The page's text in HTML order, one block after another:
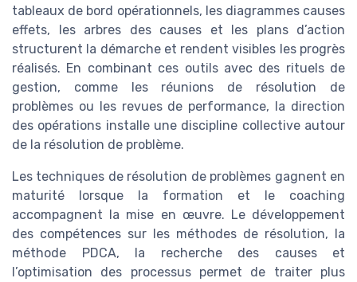
tableaux de bord opérationnels, les diagrammes causes
effets, les arbres des causes et les plans d’action
structurent la démarche et rendent visibles les progrès
réalisés. En combinant ces outils avec des rituels de
gestion, comme les réunions de résolution de
problèmes ou les revues de performance, la direction
des opérations installe une discipline collective autour
de la résolution de problème.
Les techniques de résolution de problèmes gagnent en
maturité lorsque la formation et le coaching
accompagnent la mise en œuvre. Le développement
des compétences sur les méthodes de résolution, la
méthode PDCA, la recherche des causes et
l’optimisation des processus permet de traiter plus